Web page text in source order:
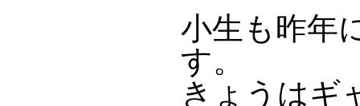
小生も昨年
す。
きょうはギ